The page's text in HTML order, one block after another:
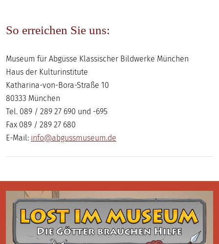
So erreichen Sie uns:
Museum für Abgüsse Klassischer Bildwerke München
Haus der Kulturinstitute
Katharina-von-Bora-Straße 10
80333 München
Tel. 089 / 289 27 690 und -695
Fax 089 / 289 27 680
E-Mail: info@abgussmuseum.de